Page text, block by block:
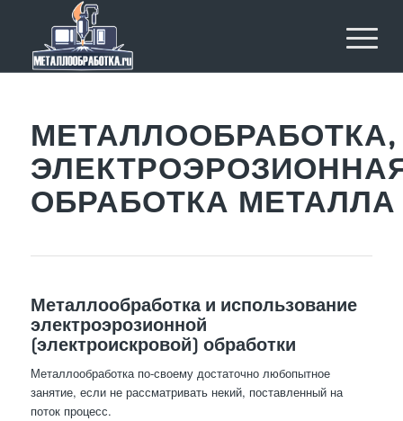
МЕТАЛЛООБРАБОТКА,
ОБРАБОТКА МЕТАЛЛА
Металлообработка и использование
электроэрозионной
(электроискровой) обработки
Металлообработка по-своему достаточно любопытное
занятие, если не рассматривать некий, поставленный на
поток процесс.